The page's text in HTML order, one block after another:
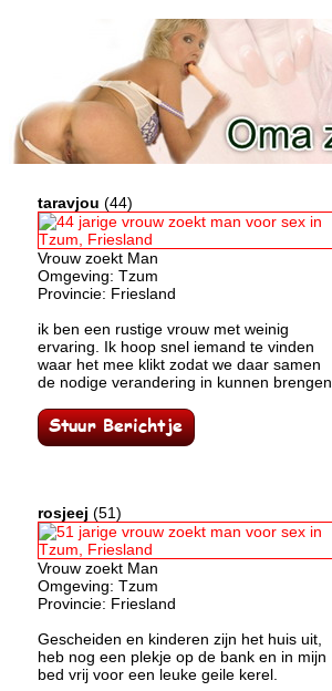
taravjou (44)
Vrouw zoekt Man
Omgeving: Tzum
Provincie: Friesland
ik ben een rustige vrouw met weinig
ervaring. Ik hoop snel iemand te vinden
waar het mee klikt zodat we daar samen
de nodige verandering in kunnen brengen.
rosjeej (51)
Vrouw zoekt Man
Omgeving: Tzum
Provincie: Friesland
Gescheiden en kinderen zijn het huis uit,
heb nog een plekje op de bank en in mijn
bed vrij voor een leuke geile kerel.